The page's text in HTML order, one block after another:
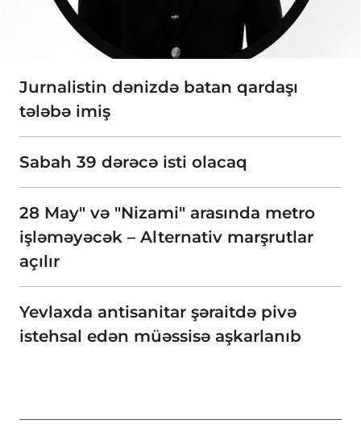
Jurnalistin dənizdə batan qardaşı
tələbə imiş
Sabah 39 dərəcə isti olacaq
28 May" və "Nizami" arasında metro
işləməyəcək – Alternativ marşrutlar
açılır
Yevlaxda antisanitar şəraitdə pivə
istehsal edən müəssisə aşkarlanıb